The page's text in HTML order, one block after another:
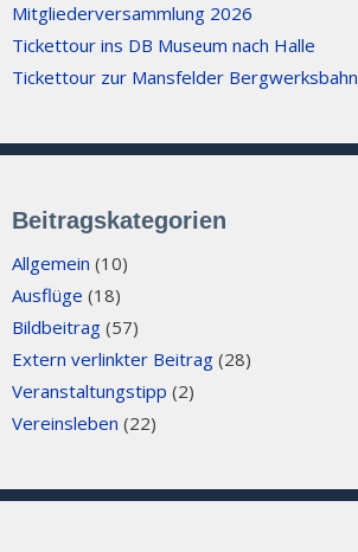
Mitgliederversammlung 2026
Tickettour ins DB Museum nach Halle
Tickettour zur Mansfelder Bergwerksbahn
Beitragskategorien
Allgemein (10)
Ausflüge (18)
Bildbeitrag (57)
Extern verlinkter Beitrag (28)
Veranstaltungstipp (2)
Vereinsleben (22)